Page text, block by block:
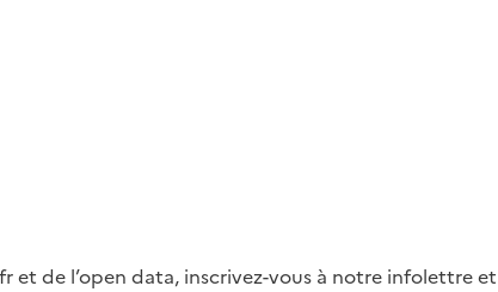
et de l’open data, inscrivez-vous à notre infolettre